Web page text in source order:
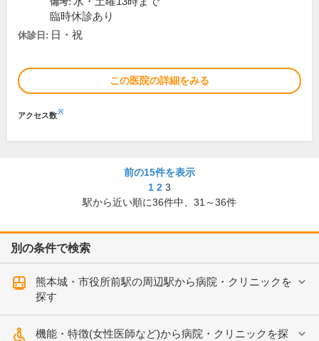
臨時休診あり
休診日: 日・祝
この医院の詳細をみる
アクセス数※
前の15件を表示
1 2 3
駅から近い順に36件中、 31～36件
別の条件で検索
熊本城・市役所前駅の周辺駅から病院・クリニックを
探す
機能・特徴(女性医師など)から病院・クリニックを探